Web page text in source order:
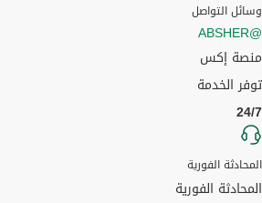
وسائل التواصل
@ABSHER
منصة إكس
توفر الخدمة
24/7
المحادثة الفورية
المحادثة الفورية